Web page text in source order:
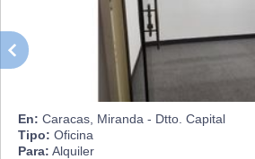
En: Caracas, Miranda - Dtto. Capital
Tipo: Oficina
Para: Alquiler